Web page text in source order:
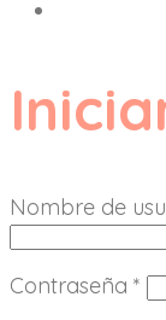
Nombre de
Contraseña *